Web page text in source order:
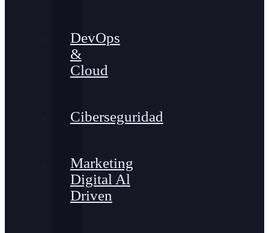
DevOps
&
Cloud
Ciberseguridad
Marketing
Digital Al
Driven